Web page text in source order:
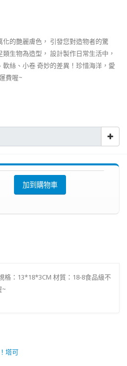
的艷麗膚色， 引發您對造物者的驚
生物為造型， 設計製作日常生活中，
絲、小卷 奇妙的差異！珍惜海洋，愛
費喔~
加到購物車
格：13*18*3CM 材質：18-8食品級不
~
塔可